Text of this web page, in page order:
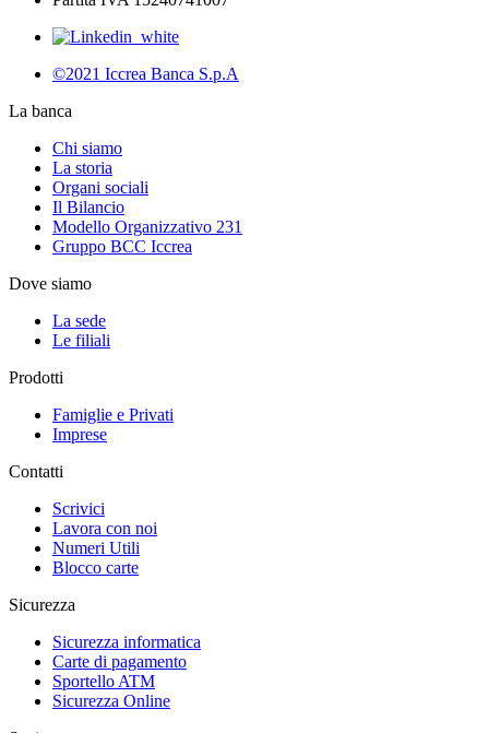
©2021 Iccrea Banca S.p.A
La banca
Chi siamo
La storia
Organi sociali
Il Bilancio
Modello Organizzativo 231
Gruppo BCC Iccrea
Dove siamo
La sede
Le filiali
Prodotti
Famiglie e Privati
Imprese
Contatti
Scrivici
Lavora con noi
Numeri Utili
Blocco carte
Sicurezza
Sicurezza informatica
Carte di pagamento
Sportello ATM
Sicurezza Online